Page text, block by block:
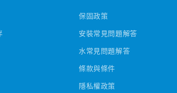
保固政策
安裝常見問題解答
水常見問題解答
條款與條件
隱私權政策